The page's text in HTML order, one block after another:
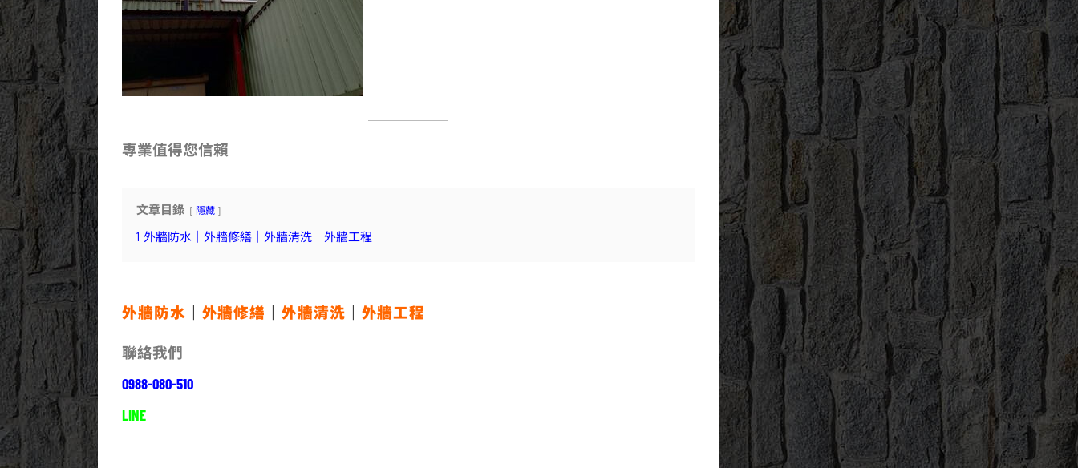
專業值得您信賴
文章目錄 隱藏
1 外牆防水｜外牆修繕｜外牆清洗｜外牆工程
外牆防水 外牆修繕 ｜外牆清洗 外牆工程
聯絡我們
0988-080-510
LINE